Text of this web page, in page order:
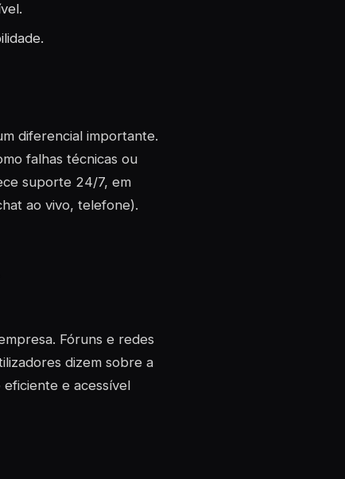
diferencial importante.
falhas técnicas ou
suporte 24/7, em
ao vivo, telefone).
Fóruns e redes
dizem sobre a
e acessível